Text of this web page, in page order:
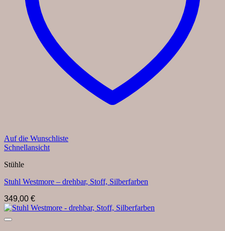
Auf die Wunschliste
Schnellansicht
Stühle
Stuhl Westmore – drehbar, Stoff, Silberfarben
349,00 €